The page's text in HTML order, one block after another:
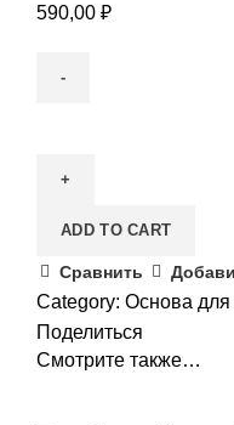
590,00 ₽
"AGROBAR"
quantity
ADD TO CART
Сравнить
Category: Основа для
Поделиться
Смотрите также…